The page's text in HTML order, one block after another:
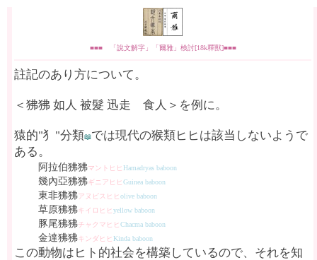
■■■ 「說文解字」「爾雅」検討[18k釋獸]■■■
註記のあり方について。
＜狒狒 如人 被髮 迅走 食人＞を例に。
猿的"犭"分類📖では現代の猴類ヒヒは該当しないようで
ある。
阿拉伯狒狒マントヒヒHamadryas baboon
幾內亞狒狒ギニアヒヒGuinea baboon
東非狒狒アヌビスヒヒolive baboon
草原狒狒キイロヒヒyellow baboon
豚尾狒狒チャクマヒヒChacma baboon
金達狒狒キンダヒヒKinda baboon
この動物はヒト的社会を構築しているので、それを知